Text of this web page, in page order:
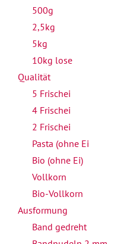
500g
2,5kg
5kg
10kg lose
Qualität
5 Frischei
4 Frischei
2 Frischei
Pasta (ohne Ei
Bio (ohne Ei)
Vollkorn
Bio-Vollkorn
Ausformung
Band gedreht